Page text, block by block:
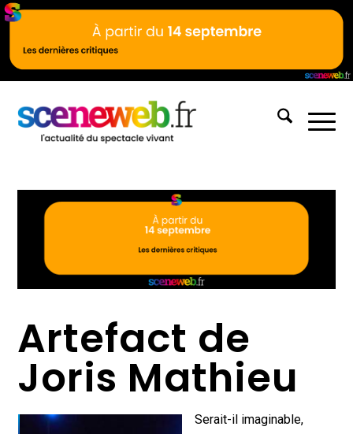
Artefact de
Joris Mathieu
Serait-il imaginable,